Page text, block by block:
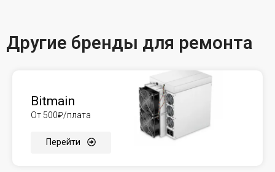
Другие бренды для ремонта
Bitmain
От 500₽/плата
Перейти